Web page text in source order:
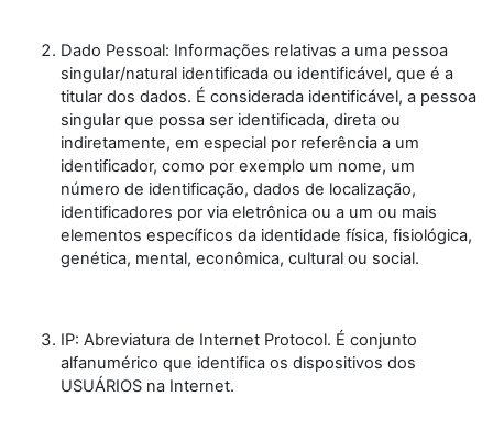
Dado Pessoal: Informações relativas a uma pessoa
singular/natural identificada ou identificável, que é a
titular dos dados. É considerada identificável, a pessoa
singular que possa ser identificada, direta ou
indiretamente, em especial por referência a um
identificador, como por exemplo um nome, um
número de identificação, dados de localização,
identificadores por via eletrônica ou a um ou mais
elementos específicos da identidade física, fisiológica,
genética, mental, econômica, cultural ou social.
IP: Abreviatura de Internet Protocol. É conjunto
alfanumérico que identifica os dispositivos dos
USUÁRIOS na Internet.